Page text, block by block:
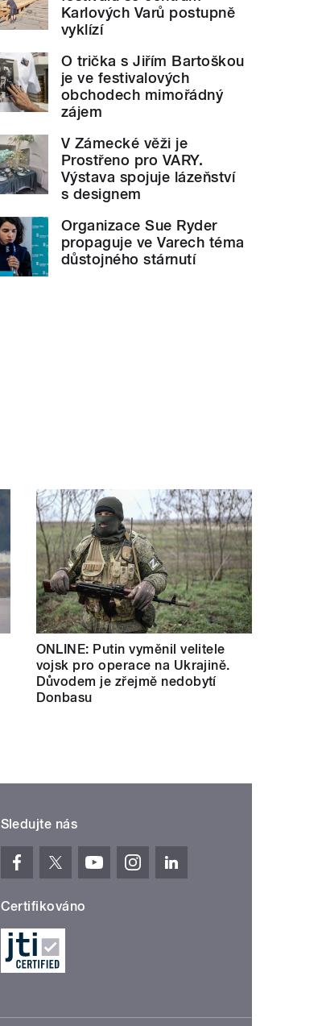
Karlových Varů postupně
vyklízí
O trička s Jiřím Bartoškou
je ve festivalových
obchodech mimořádný
zájem
V Zámecké věži je
Prostřeno pro VARY.
Výstava spojuje lázeňství
s designem
Organizace Sue Ryder
propaguje ve Varech téma
důstojného stárnutí
ONLINE: Putin vyměnil velitele
vojsk pro operace na Ukrajině.
Důvodem je zřejmě nedobytí
Donbasu
Sledujte nás
Certifikováno